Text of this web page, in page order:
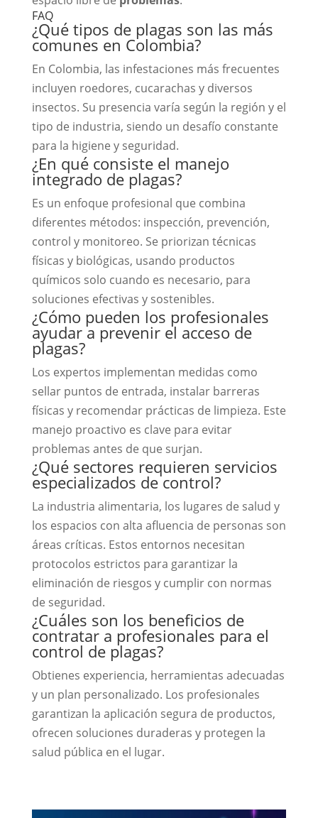
FAQ
¿Qué tipos de plagas son las más
comunes en Colombia?
En Colombia, las infestaciones más frecuentes
incluyen roedores, cucarachas y diversos
insectos. Su presencia varía según la región y el
tipo de industria, siendo un desafío constante
para la higiene y seguridad.
¿En qué consiste el manejo
integrado de plagas?
Es un enfoque profesional que combina
diferentes métodos: inspección, prevención,
control y monitoreo. Se priorizan técnicas
físicas y biológicas, usando productos
químicos solo cuando es necesario, para
soluciones efectivas y sostenibles.
¿Cómo pueden los profesionales
ayudar a prevenir el acceso de
plagas?
Los expertos implementan medidas como
sellar puntos de entrada, instalar barreras
físicas y recomendar prácticas de limpieza. Este
manejo proactivo es clave para evitar
problemas antes de que surjan.
¿Qué sectores requieren servicios
especializados de control?
La industria alimentaria, los lugares de salud y
los espacios con alta afluencia de personas son
áreas críticas. Estos entornos necesitan
protocolos estrictos para garantizar la
eliminación de riesgos y cumplir con normas
de seguridad.
¿Cuáles son los beneficios de
contratar a profesionales para el
control de plagas?
Obtienes experiencia, herramientas adecuadas
y un plan personalizado. Los profesionales
garantizan la aplicación segura de productos,
ofrecen soluciones duraderas y protegen la
salud pública en el lugar.